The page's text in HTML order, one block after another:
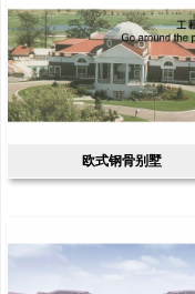
欧式钢骨别墅